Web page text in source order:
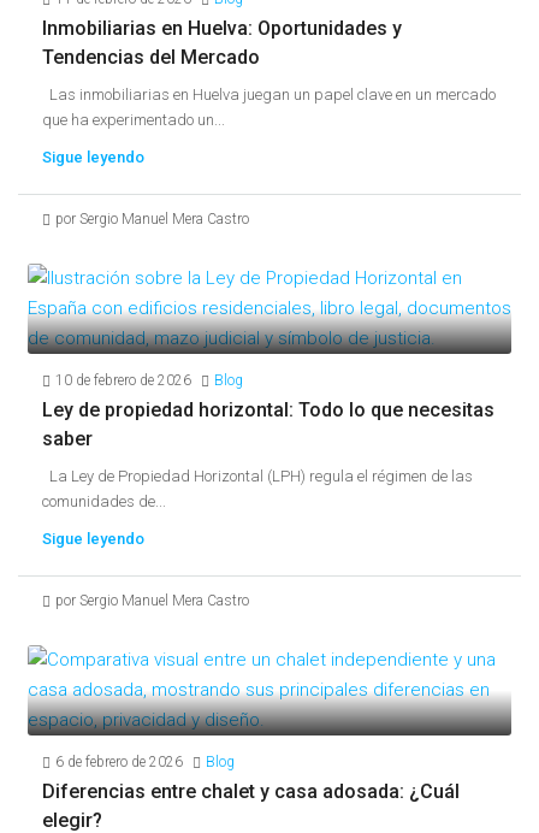
Inmobiliarias en Huelva: Oportunidades y
Tendencias del Mercado
Las inmobiliarias en Huelva juegan un papel clave en un mercado
que ha experimentado un...
Sigue leyendo
por Sergio Manuel Mera Castro
10 de febrero de 2026 Blog
Ley de propiedad horizontal: Todo lo que necesitas
saber
La Ley de Propiedad Horizontal (LPH) regula el régimen de las
comunidades de...
Sigue leyendo
por Sergio Manuel Mera Castro
6 de febrero de 2026 Blog
Diferencias entre chalet y casa adosada: ¿Cuál
elegir?